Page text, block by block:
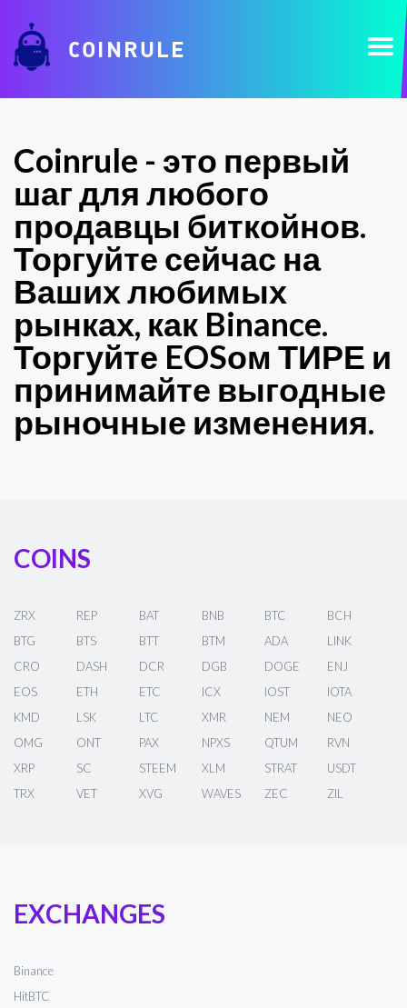
COINRULE
Coinrule - это первый
шаг для любого
продавцы биткойнов.
Торгуйте сейчас на
Ваших любимых
рынках, как Binance.
Торгуйте EOSом ТИРЕ и
принимайте выгодные
рыночные изменения.
EXCHANGES
Binance
HitBTC
COINS
ZRX REP BAT BNB BTC
BCH
BTG
BTS BTT BTM ADA
LINK
CRO
DASH DCR DGB DOGE
ENJ
EOS
ETH ETC ICX IOST
IOTA
KMD
LSK LTC XMR NEM
NEO
OMG
ONT PAX NPXS QTUM
RVN
XRP
SC STEEM XLM STRAT
USDT
TRX
VET XVG WAVES ZEC ZIL